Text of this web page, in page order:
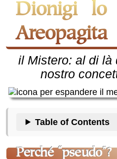
Dionigi lo pseudo-
Areopagita
il Mistero: al di là di ogni
nostro
Table of Contents
Perché “pseudo”?